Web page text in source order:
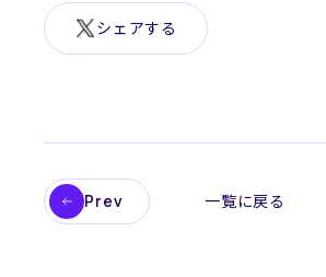
シェアする
Prev 一覧に戻る